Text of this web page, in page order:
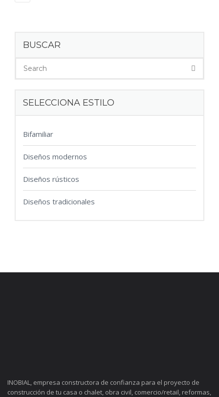
BUSCAR
SELECCIONA ESTILO
Bifamiliar
Diseños modernos
Diseños rústicos
Diseños tradicionales
INOBIAL, empresa constructora de confianza para el proyecto de
construcción de tu casa o chalet, obra civil, comercio/retail, reformas,